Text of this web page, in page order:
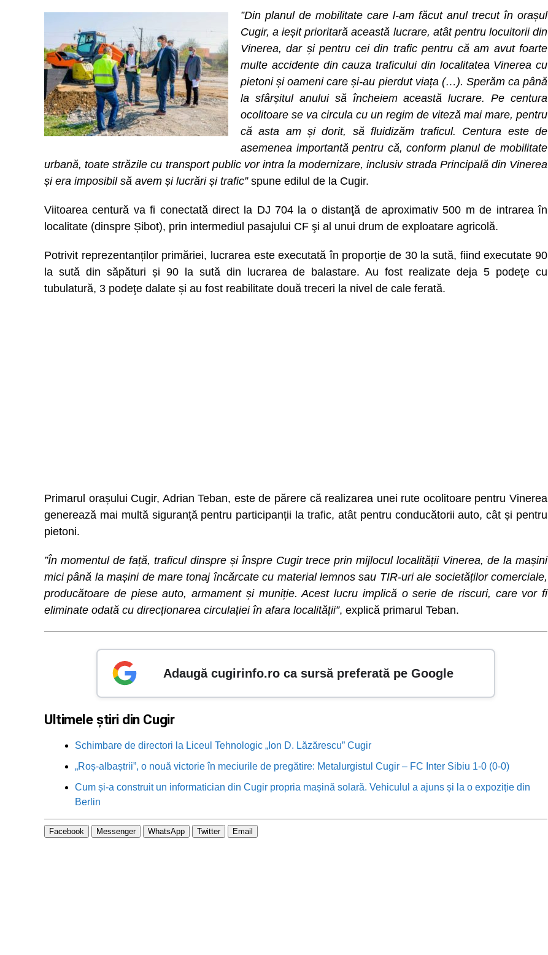
”Din planul de mobilitate care l-am făcut anul trecut în orașul
Cugir, a ieșit prioritară această lucrare, atât pentru locuitorii din
Vinerea, dar și pentru cei din trafic pentru că am avut foarte
multe accidente din cauza traficului din localitatea Vinerea cu
pietoni și oameni care și-au pierdut viața (…). Sperăm ca până
la sfârșitul anului să încheiem această lucrare. Pe centura
ocolitoare se va circula cu un regim de viteză mai mare, pentru
că asta am și dorit, să fluidizăm traficul. Centura este de
asemenea importantă pentru că, conform planul de mobilitate
urbană, toate străzile cu transport public vor intra la modernizare, inclusiv strada Principală din Vinerea
și era imposibil să avem și lucrări și trafic”spune edilul de la Cugir.
Viitoarea centură va fi conectată direct la DJ 704 la o distanţă de aproximativ 500 m de intrarea în
localitate (dinspre Șibot), prin intermediul pasajului CF şi al unui drum de exploatare agricolă.
Potrivit reprezentanților primăriei, lucrarea este executată în proporție de 30 la sută, fiind executate 90
la sută din săpături și 90 la sută din lucrarea de balastare. Au fost realizate deja 5 podeţe cu
tubulatură, 3 podeţe dalate și au fost reabilitate două treceri la nivel de cale ferată.
Primarul orașului Cugir, Adrian Teban, este de părere că realizarea unei rute ocolitoare pentru Vinerea
generează mai multă siguranță pentru participanții la trafic, atât pentru conducătorii auto, cât și pentru
pietoni.
”În momentul de față, traficul dinspre și înspre Cugir trece prin mijlocul localității Vinerea, de la mașini
mici până la mașini de mare tonaj încărcate cu material lemnos sau TIR-uri ale societăților comerciale,
producătoare de piese auto, armament și muniție. Acest lucru implică o serie de riscuri, care vor fi
eliminate odată cu direcționarea circulației în afara localității”, explică primarul Teban.
Adaugă cugirinfo.ro ca sursă preferată pe Google
Ultimele știri din Cugir
Schimbare de directori la Liceul Tehnologic „Ion D. Lăzărescu” Cugir
„Roș-albaștrii”, o nouă victorie în meciurile de pregătire: Metalurgistul Cugir – FC Inter Sibiu 1-0 (0-0)
Cum și-a construit un informatician din Cugir propria mașină solară. Vehiculul a ajuns și la o expoziție din
Berlin
Facebook Messenger WhatsApp Twitter Email